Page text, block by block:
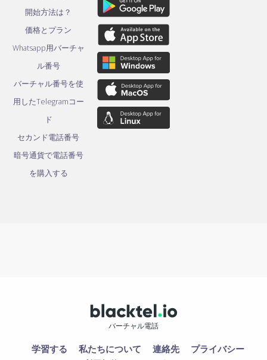
開始方法は？
価格とプラン
Whatsapp用バーチャ
ル番号
バーチャル番号を使
用したTelegramコー
ド
セカンド電話番号
暗号通貨で電話番号
を購入する
バーチャル電話
学習する 私たちについて 連絡先
プライバシー